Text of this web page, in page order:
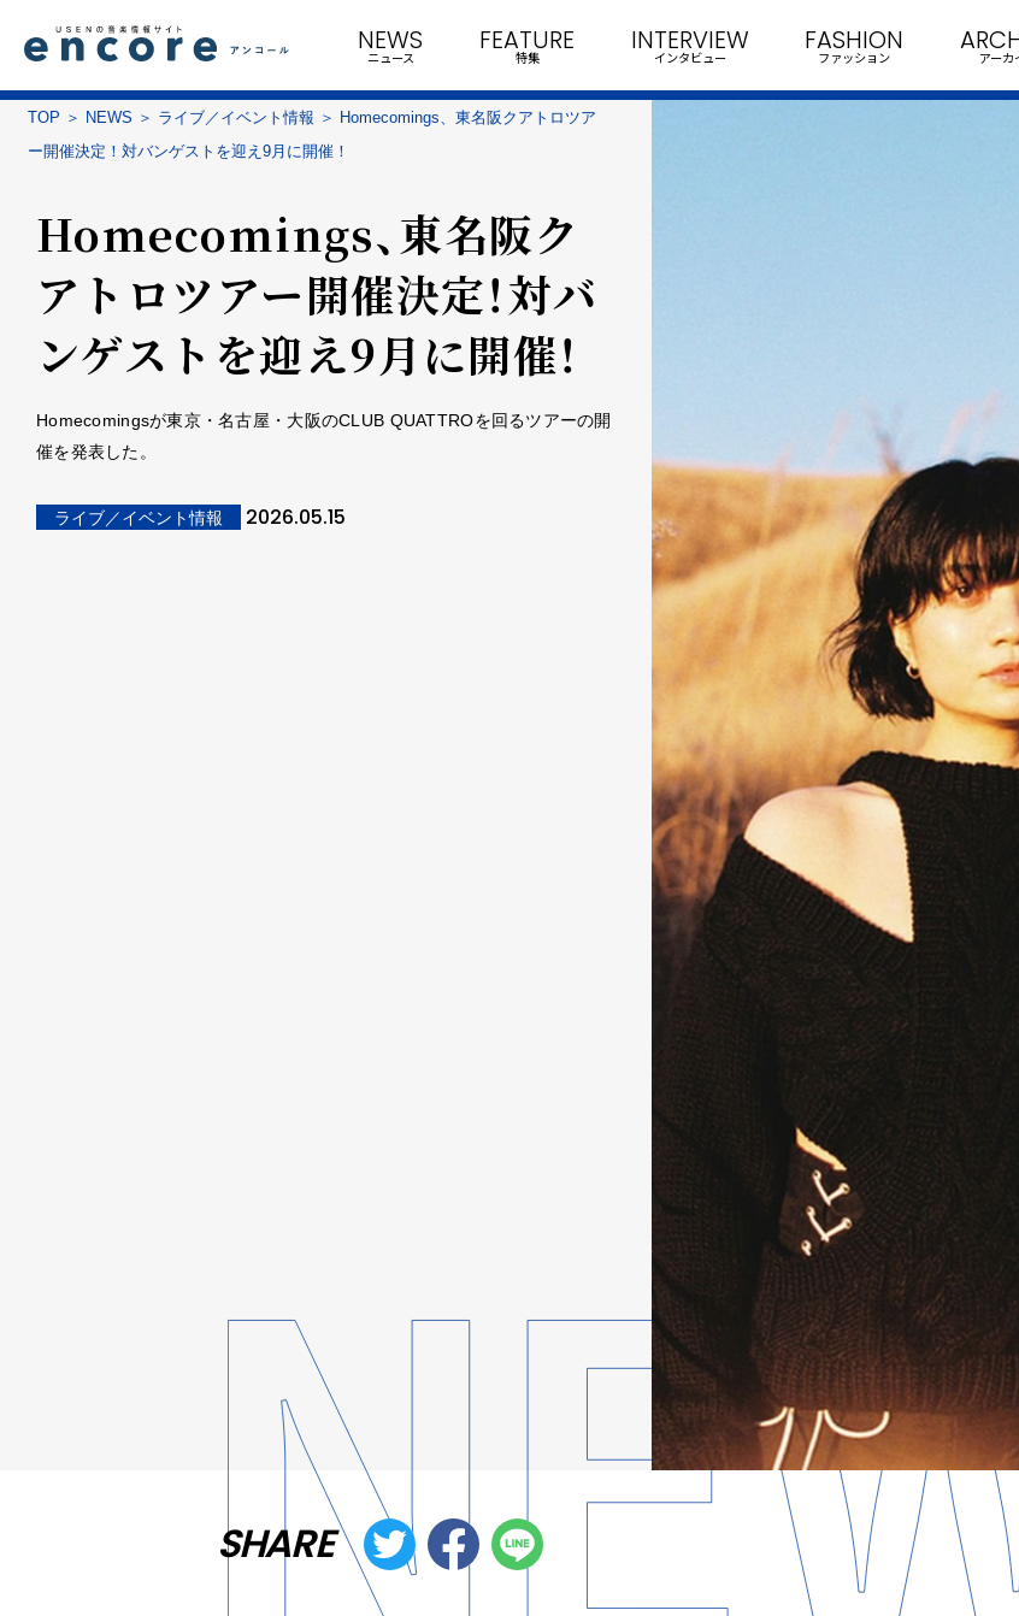
NEWS
ニュース
FEATURE
特集
INTERVIEW
インタビュー
FASHION
ファッション アーカ
TOP NEWS ライブ／イベント情報
Homecomings、東名阪クアトロツア
ー開催決定！対バンゲストを迎え9月に開催！
Homecomings、東名阪ク
アトロツアー開催決定！対バ
ンゲストを迎え9月に開催！
Homecomingsが東京・名古屋・大阪のCLUB QUATTROを回るツアーの開
催を発表した。
ライブ／イベント情報 2026.05.15
SHARE